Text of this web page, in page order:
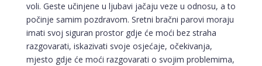
voli. Geste učinjene u ljubavi jačaju veze u odnosu, a to
počinje samim pozdravom. Sretni bračni parovi moraju
imati svoj siguran prostor gdje će moći bez straha
razgovarati, iskazivati svoje osjećaje, očekivanja,
mjesto gdje će moći razgovarati o svojim problemima,